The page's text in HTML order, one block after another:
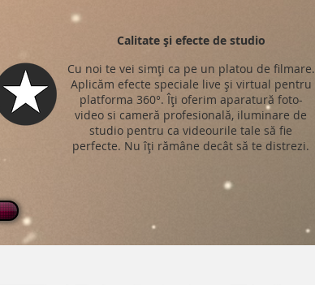
Calitate și efecte de studio
Cu noi te vei simți ca pe un platou de filmare.
Aplicăm efecte speciale live și virtual pentru
platforma 360°. Îți oferim aparatură foto-
video si cameră profesională, iluminare de
studio pentru ca videourile tale să fie
perfecte. Nu îți rămâne decât să te distrezi.